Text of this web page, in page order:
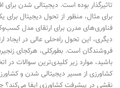
تاثیرگذار بوده است. دیجیتالی‌ شدن برای
برای مثال، منظور از تحول دیجیتال
فناوری‌های مدرن برای ارتقای مدل
دیگری، این تحول راه‌حلی عالی در ایجاد
فروشندگان است. بطورکلی، هرکجای
باشید، موارد زیر کلیدی‌ترین سوالات در
نقشی در پیشرفت کشاورزی ایفا می‌کند؟